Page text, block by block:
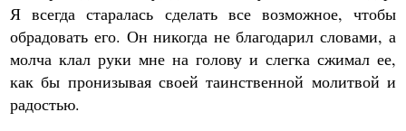
Я всегда старалась сделать все возможное, чтобы
обрадовать его. Он никогда не благодарил словами, а
молча клал руки мне на голову и слегка сжимал ее,
как бы пронизывая своей таинственной молитвой и
радостью.